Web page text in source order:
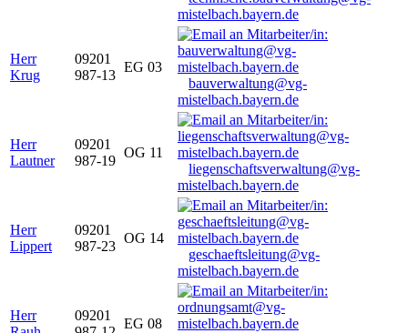
mistelbach.bayern.de
Herr
Krug
09201
987-13
EG 03
bauverwaltung@vg-
mistelbach.bayern.de
Herr
Lautner
09201
987-19
OG 11
liegenschaftsverwaltung@vg-
mistelbach.bayern.de
Herr
Lippert
09201
987-23
OG 14
geschaeftsleitung@vg-
mistelbach.bayern.de
Herr
09201
EG 08